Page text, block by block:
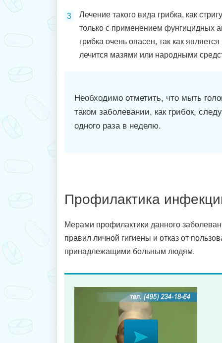
Лечение такого вида грибка, как
только с применением фунгицидных
грибка очень опасен, так как
лечится мазями или народными
Необходимо отметить, что мыть
таком заболевании, как грибок,
одного раза в неделю.
Профилактика
Мерами профилактики данного
правил личной гигиены и отказ от
принадлежащими больным людям.